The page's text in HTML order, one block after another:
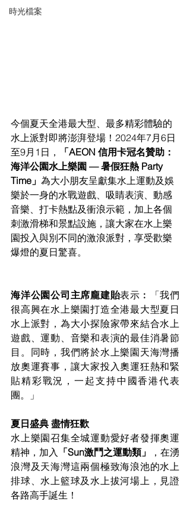
時光檔案
今個夏天全港最大型、最多精彩體驗的
水上派對即將澎湃登場！2024年7月6日
至9月1日，
「AEON 信用卡冠名贊助：
海洋公園水上樂園 — 暑假狂熱 Party
Time」 為大小朋友呈獻集水上運動及娛
樂於一身的水戰遊戲、吸睛表演、動感
音樂、打卡熱點及衝浪示範，加上各個
刺激滑梯和景點設施，讓大家在水上樂
園投入與別不同的激浪派對，享受歡樂
爆燈的夏日驚喜。
海洋公園公司主席龐建貽表示︰「我們
很高興在水上樂園打造全港最大型夏日
水上派對，為大小探險家帶來結合水上
遊戲、運動、音樂和表演的最佳消暑節
目。同時，我們將於水上樂園天海灣播
放奧運賽事，讓大家投入奧運狂熱和緊
貼精彩戰況，一起支持中國香港代表
團。」
夏日盛典 盡情狂歡
水上樂園召集全城運動愛好者發揮奧運
精神，加入 「Sun激鬥之運動類」
，在湧
浪灣及天海灣這兩個極致海浪池的水上
排球、水上籃球及水上拔河場上，見證
各路高手誕生！